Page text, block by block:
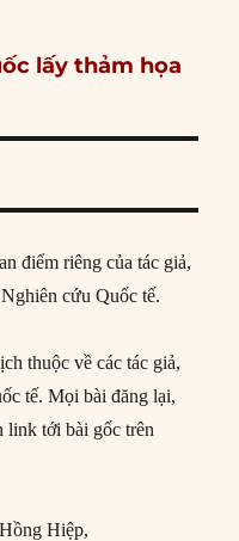
lấy thảm họa
điểm riêng của tác giả,
cứu Quốc tế.
thuộc về các tác giả,
tế. Mọi bài đăng lại,
link tới bài gốc trên
Hiệp,